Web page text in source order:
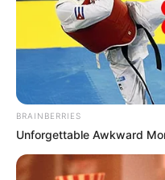
BRAINBERRIES
Unforgettable Awkward